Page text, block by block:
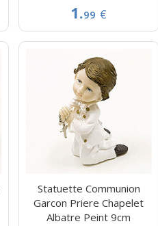
1.99 €
Statuette Communion
Garcon Priere Chapelet
Albatre Peint 9cm